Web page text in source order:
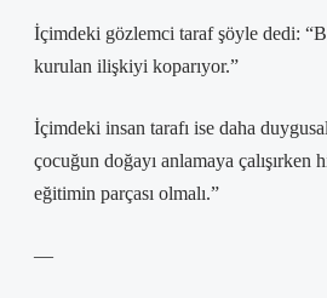
İçimdeki gözlemci taraf şöyle dedi:
kurulan ilişkiyi koparıyor.”
İçimdeki insan tarafı ise daha
çocuğun doğayı anlamaya çalışırken
eğitimin parçası olmalı.”
—